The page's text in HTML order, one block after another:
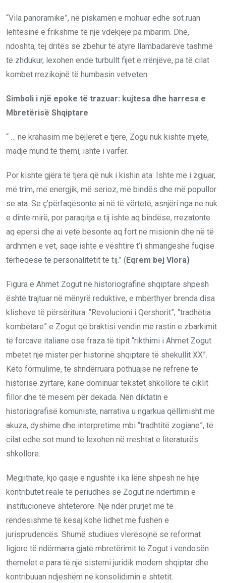
“Vila panoramike”, në piskamën e mohuar edhe sot ruan
lehtësinë e frikshme të një vdekjeje pa mbarim. Dhe,
ndoshta, tej dritës së zbehur të atyre llambadarëve tashmë
të zhdukur, lexohen ende turbullt fijet e rrënjëve, pa të cilat
kombet rrezikojnë të humbasin vetveten.
Simboli i një epoke të trazuar: kujtesa dhe harresa e
Mbretërisë Shqiptare
“ … në krahasim me bejlerët e tjerë, Zogu nuk kishte mjete,
madje mund të themi, ishte i varfër.
Por kishte gjëra të tjera që nuk i kishin ata: Ishte më i zgjuar,
më trim, më energjik, më serioz, më bindës dhe më popullor
se ata. Se ç’përfaqësonte ai në të vërtetë, asnjëri nga ne nuk
e dinte mirë, por paraqitja e tij ishte aq bindëse, rrezatonte
aq epërsi dhe ai vetë besonte aq fort në misionin dhe në të
ardhmen e vet, saqë ishte e vështirë t’i shmangeshe fuqisë
tërheqëse të personalitetit të tij.” ( Eqrem bej Vlora)
Figura e Ahmet Zogut në historiografinë shqiptare shpesh
është trajtuar në mënyrë reduktive, e mbërthyer brenda disa
klisheve të përsëritura: “Revolucioni i Qershorit”, “tradhëtia
kombëtare” e Zogut që braktisi vendin me rastin e zbarkimit
të forcave italiane ose fraza të tipit “rikthimi i Ahmet Zogut
mbetet një mister për historinë shqiptare të shekullit XX”.
Këto formulime, të shndërruara pothuajse në refrene të
historisë zyrtare, kanë dominuar tekstet shkollore të ciklit
fillor dhe të mesëm për dekada. Nën diktatin e
historiografisë komuniste, narrativa u ngarkua qëllimisht me
akuza, dyshime dhe interpretime mbi “tradhtitë zogiane”, të
cilat edhe sot mund të lexohen në rreshtat e literaturës
shkollore.
Megjithatë, kjo qasje e ngushtë i ka lënë shpesh në hije
kontributet reale të periudhës së Zogut në ndërtimin e
institucioneve shtetërore. Një ndër prurjet më të
rëndësishme të kësaj kohe lidhet me fushën e
jurisprudencës. Shumë studiues vlerësojnë se reformat
ligjore të ndërmarra gjatë mbretërimit të Zogut i vendosën
themelet e para të një sistemi juridik modern shqiptar dhe
kontribuuan ndjeshëm në konsolidimin e shtetit.